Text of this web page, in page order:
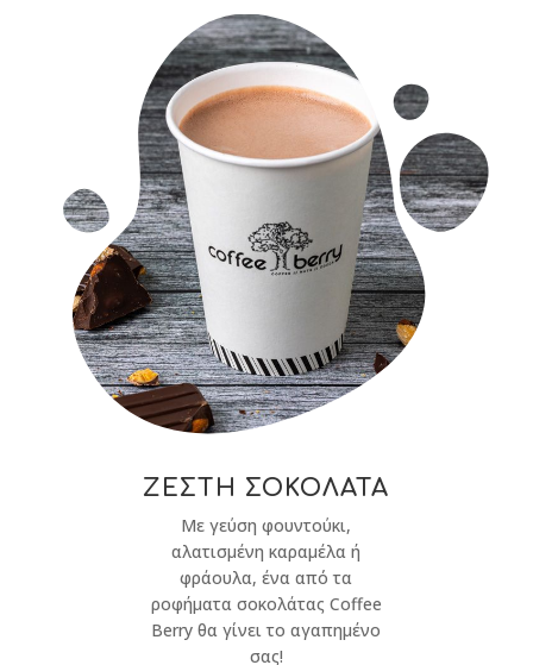
ΖΕΣΤΗ ΣΟΚΟΛΑΤΑ
Με γεύση φουντούκι,
αλατισμένη καραμέλα ή
φράουλα, ένα από τα
ροφήματα σοκολάτας Coffee
Berry θα γίνει το αγαπημένο
σας!